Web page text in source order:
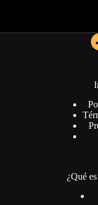
¿Qué